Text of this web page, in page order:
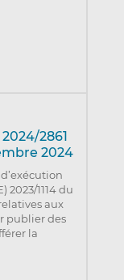
2861
2024
1114 du
aux
publier des
la